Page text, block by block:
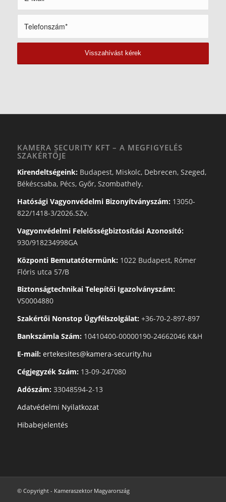
KAMERA SECURITY KFT – A MEGFIGYELÉS
SZAKÉRTŐJE
Kirendeltségeink:Budapest, Miskolc, Debrecen, Szeged,
Békéscsaba, Pécs, Győr, Szombathely.
Hatósági Vagyonvédelmi Bizonyítványszám:13050-
822/1418-3/2026.SZv.
Vagyonvédelmi Felelősségbiztosítási Azonosító:
930/918234998GA
Központi Bemutatótermünk:1022 Budapest, Rómer
Flóris utca 57/B
Biztonságtechnikai Telepítői Igazolványszám:
VS0004880
Szakértői Nonstop Ügyfélszolgálat:+36-70-2-897-897
Bankszámla Szám:10410400-00000190-24662046 K&H
E-mail: ertekesites@kamera-security.hu
Cégjegyzék Szám:13-09-247080
Adószám:33048594-2-13
Adatvédelmi Nyilatkozat
Hibabejelentés
© Copyright - Kameraszektor Magyarország